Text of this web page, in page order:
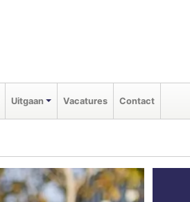
Uitgaan Vacatures Contact